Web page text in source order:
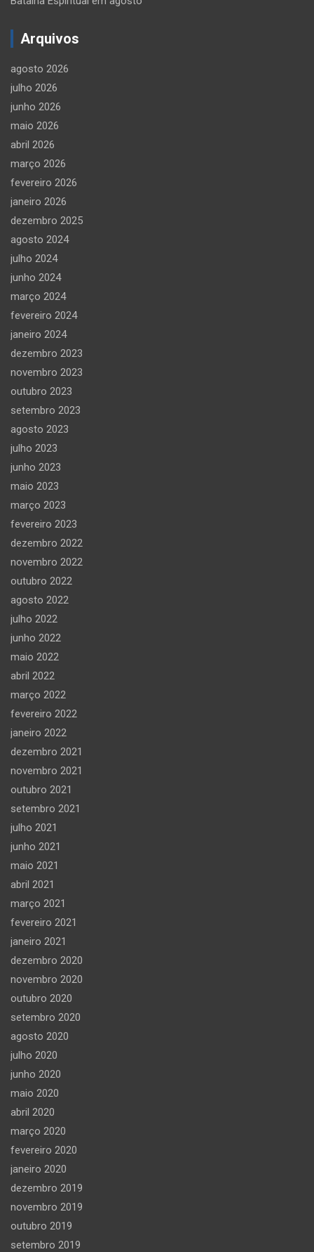
Arquivos
agosto 2026
julho 2026
junho 2026
maio 2026
abril 2026
março 2026
fevereiro 2026
janeiro 2026
dezembro 2025
agosto 2024
julho 2024
junho 2024
março 2024
fevereiro 2024
janeiro 2024
dezembro 2023
novembro 2023
outubro 2023
setembro 2023
agosto 2023
julho 2023
junho 2023
maio 2023
março 2023
fevereiro 2023
dezembro 2022
novembro 2022
outubro 2022
agosto 2022
julho 2022
junho 2022
maio 2022
abril 2022
março 2022
fevereiro 2022
janeiro 2022
dezembro 2021
novembro 2021
outubro 2021
setembro 2021
julho 2021
junho 2021
maio 2021
abril 2021
março 2021
fevereiro 2021
janeiro 2021
dezembro 2020
novembro 2020
outubro 2020
setembro 2020
agosto 2020
julho 2020
junho 2020
maio 2020
abril 2020
março 2020
fevereiro 2020
janeiro 2020
dezembro 2019
novembro 2019
outubro 2019
setembro 2019